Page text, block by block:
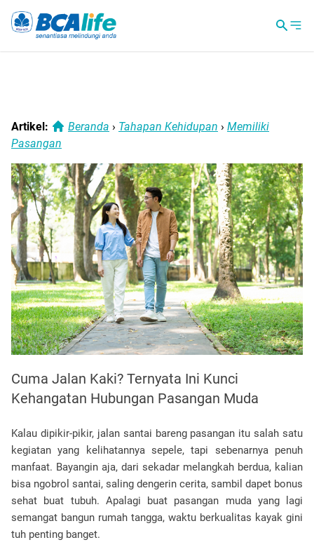
Artikel: Beranda › Tahapan Kehidupan › Memiliki
Pasangan
Cuma Jalan Kaki? Ternyata Ini Kunci
Kehangatan Hubungan Pasangan Muda
Kalau dipikir-pikir, jalan santai bareng pasangan itu salah satu
kegiatan yang kelihatannya sepele, tapi sebenarnya penuh
manfaat. Bayangin aja, dari sekadar melangkah berdua, kalian
bisa ngobrol santai, saling dengerin cerita, sambil dapet bonus
sehat buat tubuh. Apalagi buat pasangan muda yang lagi
semangat bangun rumah tangga, waktu berkualitas kayak gini
tuh penting banget.